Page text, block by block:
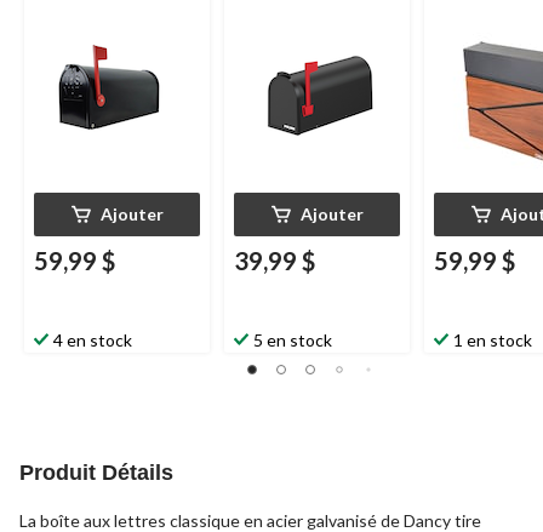
Ajouter
59,99 $
4 en stock
Ajouter
39,99 $
5 en stock
59,99 $
1 en stock
Produit Détails
La boîte aux lettres classique en acier galvanisé de Dancy tire